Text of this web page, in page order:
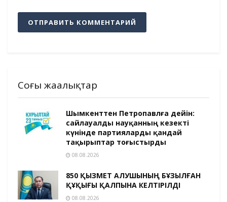
Соңғы жаңалықтар
Шымкенттен Петропавлға дейін:
сайлауалды науқанның кезекті
күнінде партияларды қандай
тақырыптар тоғыстырды
08.08.2026
850 ҚЫЗМЕТ АЛУШЫНЫҢ БҰЗЫЛҒАН
ҚҰҚЫҒЫ ҚАЛПЫНА КЕЛТІРІЛДІ
08.08.2026